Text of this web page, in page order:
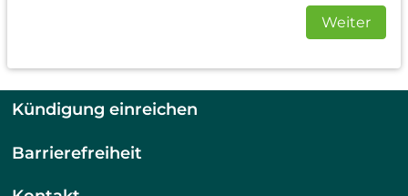
Weiter
Kündigung einreichen
Barrierefreiheit